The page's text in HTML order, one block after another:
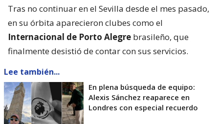
Tras no continuar en el Sevilla desde el mes pasado,
en su órbita aparecieron clubes como el
Internacional de Porto Alegre brasileño, que
finalmente desistió de contar con sus servicios.
Lee también...
En plena búsqueda de equipo:
Alexis Sánchez reaparece en
Londres con especial recuerdo